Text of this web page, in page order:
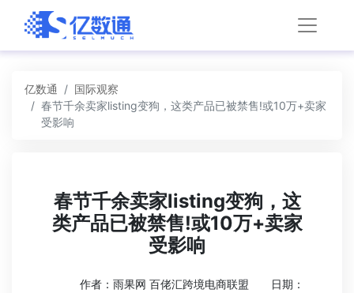
亿数通
国际观察
春节千余卖家listing变狗，这类产品已被禁售!或10万+卖家
受影响
春节千余卖家listing变狗，这
类产品已被禁售!或10万+卖家
受影响
作者：雨果网 百佬汇跨境电商联盟
日期：